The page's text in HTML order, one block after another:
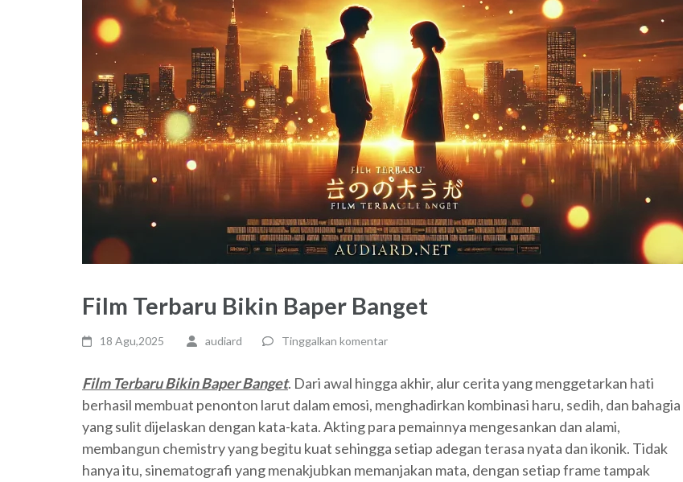
Film Terbaru Bikin Baper Banget
18 Agu,2025 audiard Tinggalkan komentar
Film Terbaru Bikin Baper Banget. Dari awal hingga akhir, alur cerita yang menggetarkan hati
berhasil membuat penonton larut dalam emosi, menghadirkan kombinasi haru, sedih, dan bahagia
yang sulit dijelaskan dengan kata-kata. Akting para pemainnya mengesankan dan alami,
membangun chemistry yang begitu kuat sehingga setiap adegan terasa nyata dan ikonik. Tidak
hanya itu, sinematografi yang menakjubkan memanjakan mata, dengan setiap frame tampak